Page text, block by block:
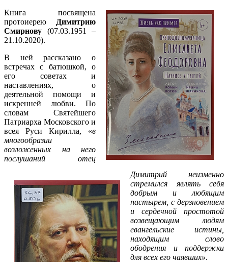
Книга посвящена
протоиерею
Димитрию
Смирнову (07.03.1951 –
21.10.2020).
В ней рассказано о
встречах с батюшкой, о
его советах и
наставлениях, о
деятельной помощи и
искренней любви. По
словам Святейшего
Патриарха Московского и
всея Руси Кирилла, «в
многообразии
возложенных на него
послушаний отец
Димитрий неизменно
стремился являть себя
добрым и любящим
пастырем, с дерзновением
и сердечной простотой
возвещающим людям
евангельские истины,
находящим слово
ободрения и поддержки
для всех его чаявших».